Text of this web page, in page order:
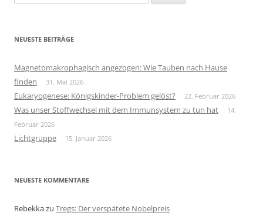
nach:
NEUESTE BEITRÄGE
Magnetomakrophagisch angezogen: Wie Tauben nach Hause
finden
31. Mai 2026
Eukaryogenese: Königskinder-Problem gelöst? 22. Februar 2026
Was unser Stoffwechsel mit dem Immunsystem zu tun hat
14.
Februar 2026
Lichtgruppe 15. Januar 2026
NEUESTE KOMMENTARE
Rebekkazu Tregs: Der verspätete Nobelpreis